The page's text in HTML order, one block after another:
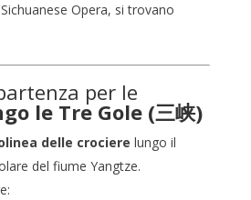
Opera, si trovano
per le
le Tre Gole (三峡)
delle crociere lungo il
del fiume Yangtze.